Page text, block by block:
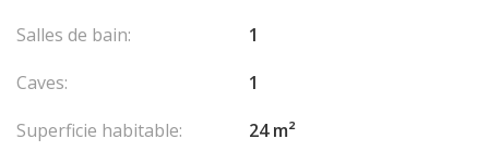
Salles de bain:
1
Caves:
1
Superficie habitable:
24 m²